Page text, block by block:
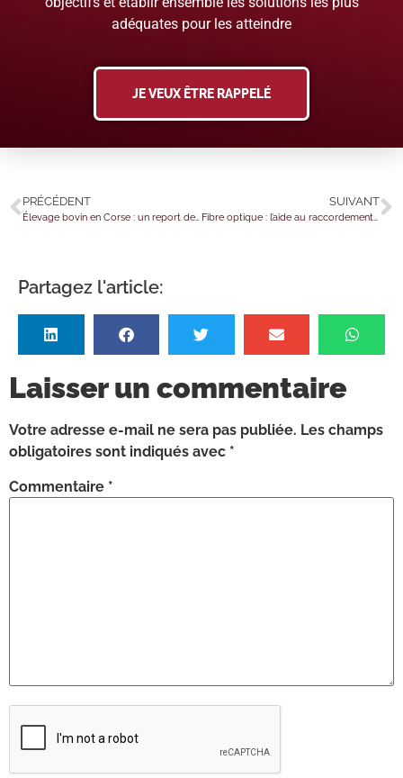
adéquates pour les atteindre
JE VEUX ÊTRE RAPPELÉ
PRÉCÉDENT SUIVANT
Partagez l'article:
Laisser un commentaire
Votre adresse e-mail ne sera pas publiée. Les champs
obligatoires sont indiqués avec *
Commentaire *